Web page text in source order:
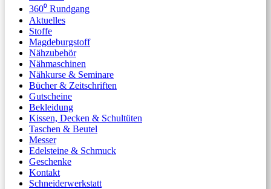
360⁰ Rundgang
Aktuelles
Stoffe
Magdeburgstoff
Nähzubehör
Nähmaschinen
Nähkurse & Seminare
Bücher & Zeitschriften
Gutscheine
Bekleidung
Kissen, Decken & Schultüten
Taschen & Beutel
Messer
Edelsteine & Schmuck
Geschenke
Kontakt
Schneiderwerkstatt